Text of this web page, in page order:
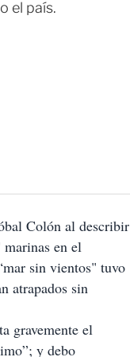
el país.
Colón al describir
marinas en el
sin vientos" tuvo
atrapados sin
gravemente el
y debo